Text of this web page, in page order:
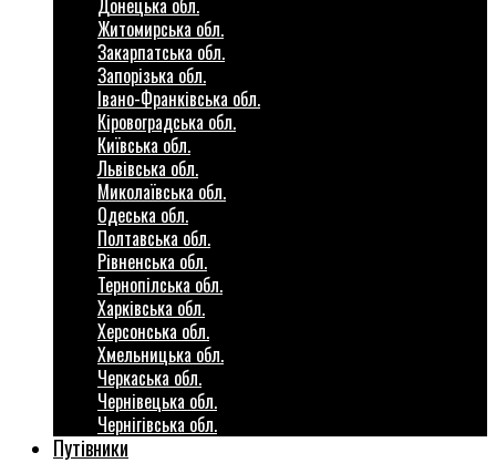
Донецька обл.
Житомирська обл.
Закарпатська обл.
Запорізька обл.
Івано-Франківська обл.
Кіровоградська обл.
Київська обл.
Львівська обл.
Миколаївська обл.
Одеська обл.
Полтавська обл.
Рівненська обл.
Тернопілська обл.
Харківська обл.
Херсонська обл.
Хмельницька обл.
Черкаська обл.
Чернівецька обл.
Чернігівська обл.
Путівники